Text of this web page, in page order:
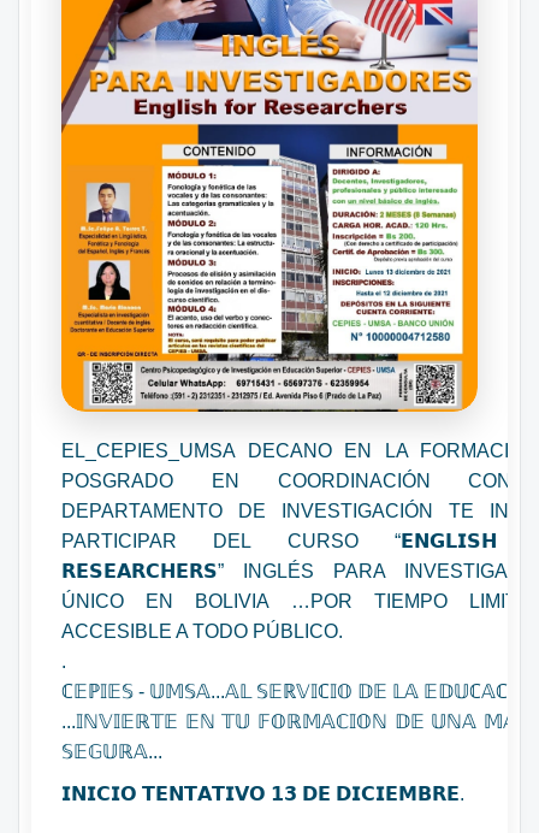
EL_CEPIES_UMSA DECANO EN LA
POSGRADO EN COORDINACIÓN CON
DEPARTAMENTO DE INVESTIGACIÓN TE
PARTICIPAR DEL CURSO “𝗘𝗡𝗚𝗟𝗜𝗦𝗛
𝗥𝗘𝗦𝗘𝗔𝗥𝗖𝗛𝗘𝗥𝗦” INGLÉS PARA
ÚNICO EN BOLIVIA …POR TIEMPO
ACCESIBLE A TODO PÚBLICO.
.
ℂ𝔼ℙ𝕀𝔼𝕊 - 𝕌𝕄𝕊𝔸...𝔸𝕃 𝕊𝔼ℝ𝕍𝕀ℂ𝕀𝕆 𝔻𝔼 𝕃𝔸
...𝕀ℕ𝕍𝕀𝔼ℝ𝕋𝔼 𝔼ℕ 𝕋𝕌 𝔽𝕆ℝ𝕄𝔸ℂ𝕀𝕆ℕ 𝔻𝔼 𝕌ℕ𝔸
𝕊𝔼𝔾𝕌ℝ𝔸...
𝗜𝗡𝗜𝗖𝗜𝗢 𝗧𝗘𝗡𝗧𝗔𝗧𝗜𝗩𝗢 𝟭𝟯 𝗗𝗘 𝗗𝗜𝗖𝗜𝗘𝗠𝗕𝗥𝗘.